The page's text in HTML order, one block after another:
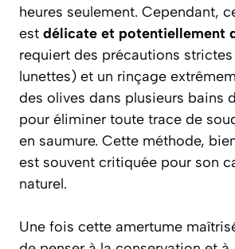
heures seulement. Cependant,
est délicate et potentiellement
requiert des précautions
lunettes) et un rinçage
des olives dans plusieurs bains
pour éliminer toute trace de
en saumure. Cette méthode,
est souvent critiquée pour son
naturel.
Une fois cette amertume